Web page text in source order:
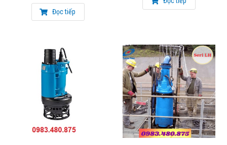
Lai Châu ở Tỉnh Lai Châu, Bơm chìm hố móngThuỷ điện
Tuyên Quang – tỉnh Tuyên Quang,
lũ lớn ở những nơi có độ dốc cao cần dùng như: Bơm chìm
thoát lũ tại Sơn La,
Bơm chìm thoát lũ tại Ninh Bình,Bơm
chìm thoát lũ tại Hà Giang,
Bơm chìm thoát lũ tại Lào
Bơm chìm thoát lũ tại Yên Bán,Bơm chìm thoát lũ tại
Xem thêm các sản phẩm cột áp cao chuyên dành cho
thủy điện là dòngbơm chìm LH
Đọc tiếp